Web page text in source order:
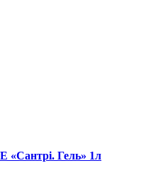
«Сантрі. Гель» 1л